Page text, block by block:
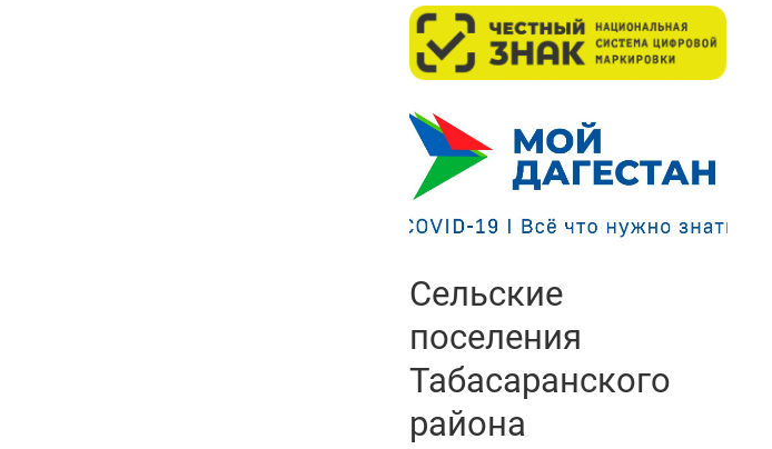
Сельские
поселения
Табасаранского
района